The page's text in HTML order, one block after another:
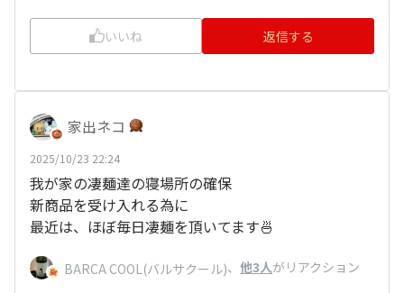
いいね 返信する
家出ネコ
2025/10/23 22:24
我が家の凄麺達の寝場所の確保
新商品を受け入れる為に
最近は、ほぼ毎日凄麺を頂いてます🍜
BARCA COOL(バルサクール)、 他3人がリアクション